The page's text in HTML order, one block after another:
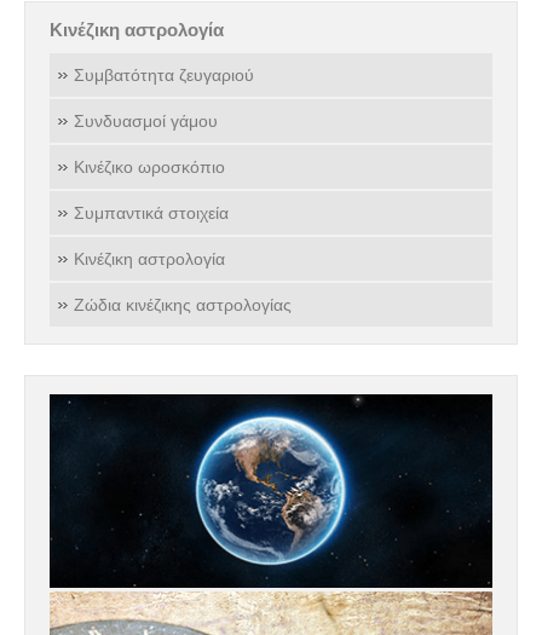
Κινέζικη αστρολογία
Συμβατότητα ζευγαριού
Συνδυασμοί γάμου
Κινέζικο ωροσκόπιο
Συμπαντικά στοιχεία
Κινέζικη αστρολογία
Ζώδια κινέζικης αστρολογίας